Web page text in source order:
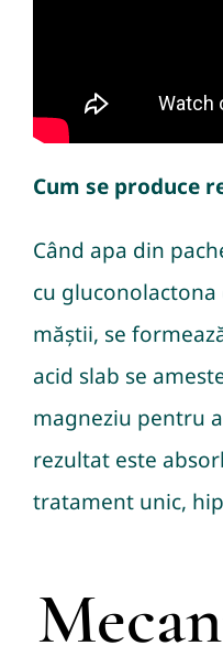
Cum se produce
Când apa din
cu
măștii, se
acid slab se
magneziu pentru
rezultat este
tratament unic,